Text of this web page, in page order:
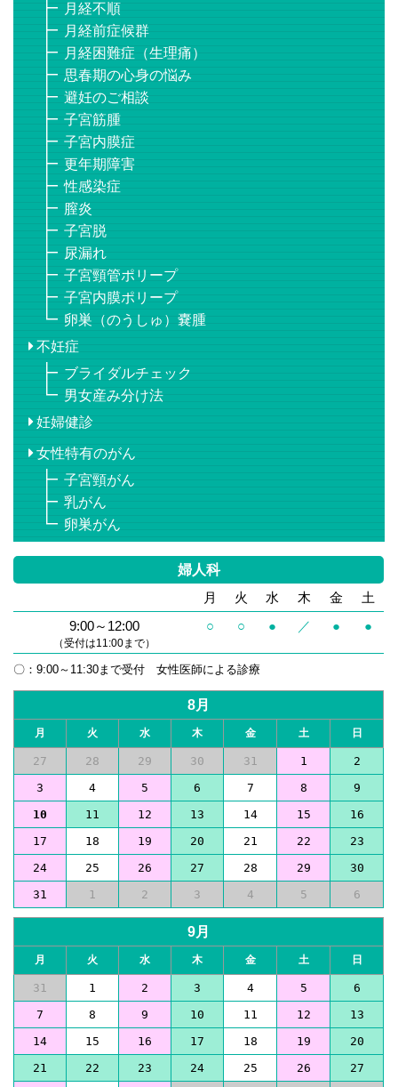
月経不順
月経前症候群
月経困難症（生理痛）
思春期の心身の悩み
避妊のご相談
子宮筋腫
子宮内膜症
更年期障害
性感染症
膣炎
子宮脱
尿漏れ
子宮頸管ポリープ
子宮内膜ポリープ
卵巣（のうしゅ）嚢腫
不妊症
ブライダルチェック
男女産み分け法
妊婦健診
女性特有のがん
子宮頸がん
乳がん
卵巣がん
〇：9:00～11:30まで受付 女性医師による診療
婦人科
月
火 水 木 金
土
9:00～12:00
（受付は11:00まで）
○ ○ ● ／ ● ●
8月
月 火 水 木 金 土 日
27 28 29 30 31 1
2
3
4 5 6 7 8
9
10
11 12 13 14 15
16
17
18 19 20 21 22
23
24
25 26 27 28 29
30
31
1 2 3 4 5 6
9月
月 火 水 木 金 土 日
31 1 2 3 4 5
6
7
8 9 10 11 12
13
14
15 16 17 18 19
20
21
22 23 24 25 26 27